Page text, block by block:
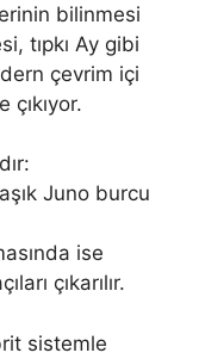
bilinmesi
tıpkı Ay gibi
çevrim içi
Juno burcu
ise
çıkarılır.
sistemle